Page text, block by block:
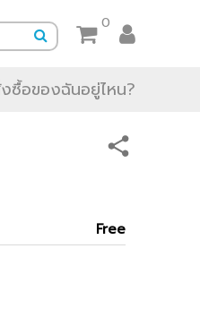
0
ซื้อของฉันอยู่ไหน?
Free